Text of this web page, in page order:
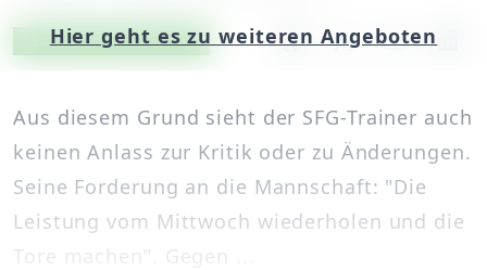
Artikel vorlesen
Exklusiv für Abonnenten
Aus diesem Grund sieht der SFG-Trainer auch
keinen Anlass zur Kritik oder zu Änderungen.
Seine Forderung an die Mannschaft: "Die
Leistung vom Mittwoch wiederholen und die
Tore machen". Gegen ...
Hier geht es zu weiteren Angeboten